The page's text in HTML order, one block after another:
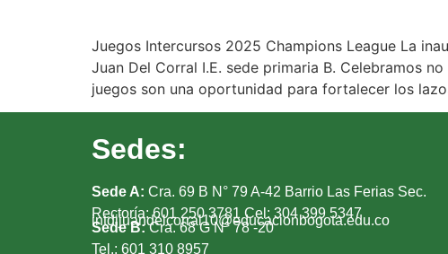
Juegos Intercursos 2025 Champions League La
Juan Del Corral I.E. sede primaria B. Celebramos
juegos son una oportunidad para fortalecer los
Sedes:
Sede A: Cra. 69 B N° 79 A-42 Barrio Las Ferias Sec.
Rectoría: 601 250 3781 Cel: 304 399 5347
intdijuandelcorral10@educacionbogota.edu.co
Sede B:Cra. 68 G N° 78 -20
Tel.: 601 310 8957